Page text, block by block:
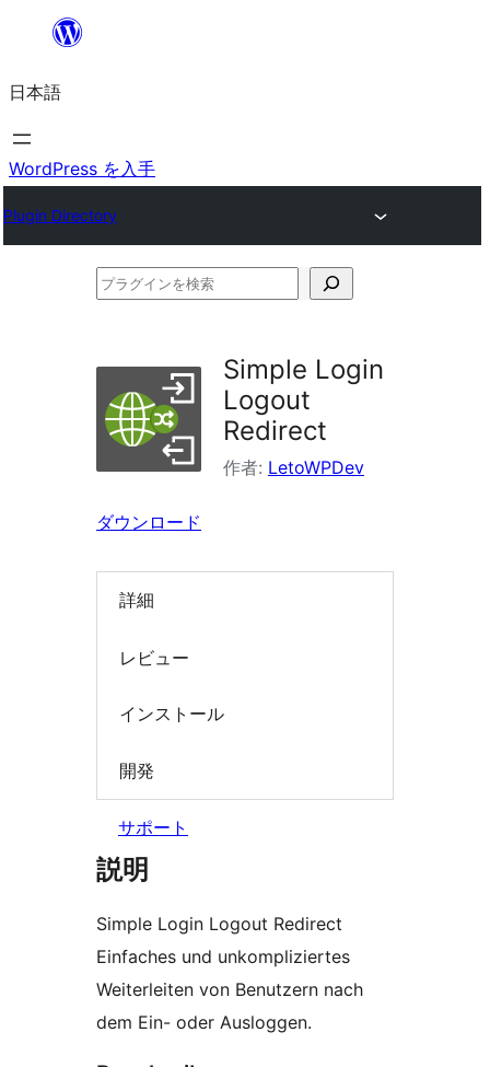
を
ス
キ
プ
日本語
WordPress を入手
Plugin Directory
プ
ン
索
Simple Login
Logout
Redirect
作者: LetoWPDev
ダウンロード
詳細
レビュー
インストール
開発
サポート
説明
Simple Login Logout Redirect
Einfaches und unkompliziertes
Weiterleiten von Benutzern nach
dem Ein- oder Ausloggen.